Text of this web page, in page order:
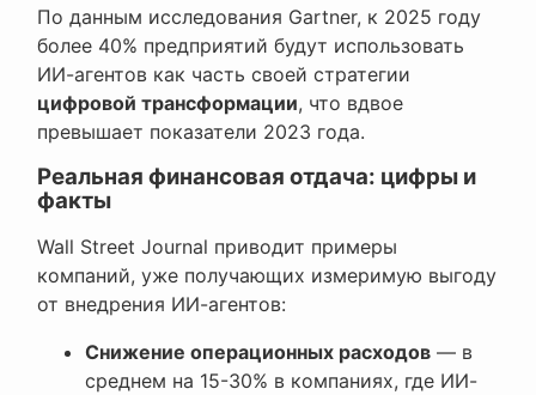
По данным исследования Gartner, к 2025 году
более 40% предприятий будут использовать
ИИ-агентов как часть своей стратегии
цифровой трансформации, что вдвое
превышает показатели 2023 года.
Реальная финансовая отдача: цифры и
факты
Wall Street Journal приводит примеры
компаний, уже получающих измеримую выгоду
от внедрения ИИ-агентов:
Снижение операционных расходов — в
среднем на 15-30% в компаниях, где ИИ-